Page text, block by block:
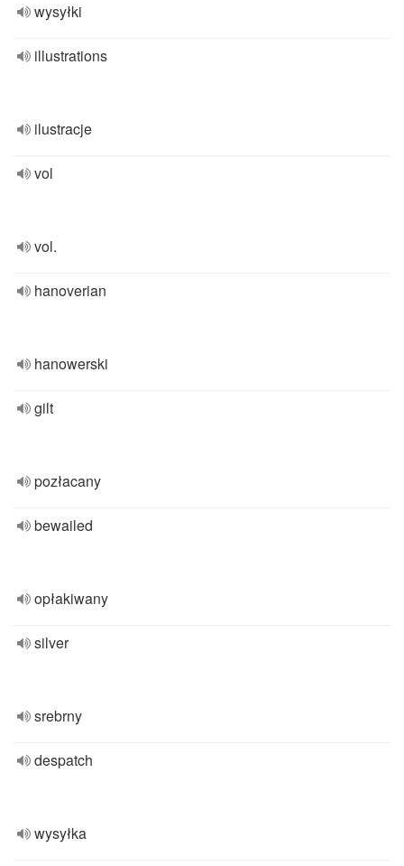
wysyłki
illustrations
ilustracje
vol
vol.
hanoverian
hanowerski
gilt
pozłacany
bewailed
opłakiwany
silver
srebrny
despatch
wysyłka